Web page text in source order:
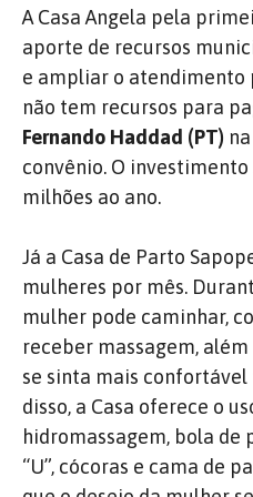
A Casa Angela pela
aporte de recursos
e ampliar o atendimento
não tem recursos para
Fernando Haddad (PT)
convênio. O investimento
milhões ao ano.
Já a Casa de Parto
mulheres por mês.
mulher pode caminhar,
receber massagem,
se sinta mais confortável
disso, a Casa oferece o
hidromassagem, bola de
“U”, cócoras e cama de